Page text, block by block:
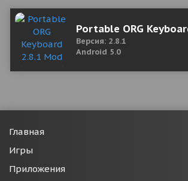
Portable ORG
Версия: 2.8.1
Android 5.0
Главная
Игры
Приложения